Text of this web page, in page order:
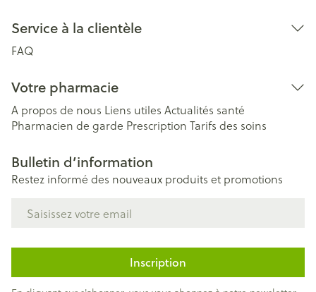
Service à la clientèle
FAQ
Votre pharmacie
A propos de nous Liens utiles Actualités santé
Pharmacien de garde Prescription Tarifs des soins
Bulletin d’information
Restez informé des nouveaux produits et promotions
Inscription